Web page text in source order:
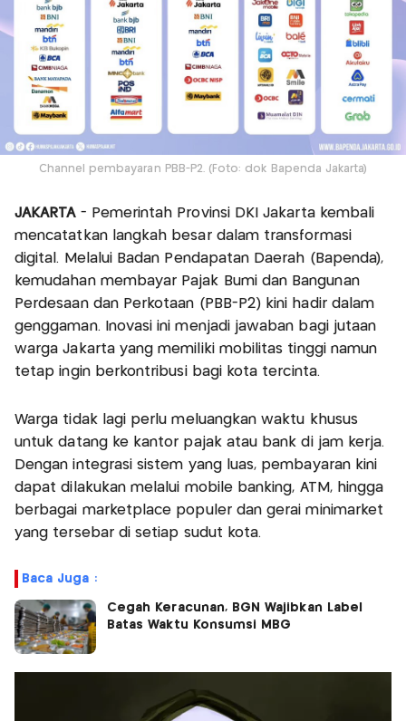
Channel pembayaran PBB-P2. (Foto: dok Bapenda Jakarta)
JAKARTA- Pemerintah Provinsi DKI Jakarta kembali
mencatatkan langkah besar dalam transformasi
digital. Melalui Badan Pendapatan Daerah (Bapenda),
kemudahan membayar Pajak Bumi dan Bangunan
Perdesaan dan Perkotaan (PBB-P2) kini hadir dalam
genggaman. Inovasi ini menjadi jawaban bagi jutaan
warga Jakarta yang memiliki mobilitas tinggi namun
tetap ingin berkontribusi bagi kota tercinta.
Warga tidak lagi perlu meluangkan waktu khusus
untuk datang ke kantor pajak atau bank di jam kerja.
Dengan integrasi sistem yang luas, pembayaran kini
dapat dilakukan melalui mobile banking, ATM, hingga
berbagai marketplace populer dan gerai minimarket
yang tersebar di setiap sudut kota.
Baca Juga :
Cegah Keracunan, BGN Wajibkan Label
Batas Waktu Konsumsi MBG